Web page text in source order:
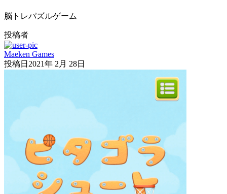
脳トレパズルゲーム
投稿者
Maeken Games
投稿日 2021年 2月 28日